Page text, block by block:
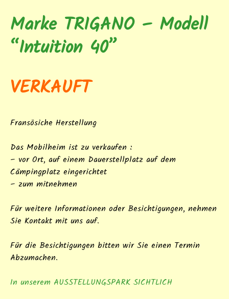
Marke TRIGANO – Modell
“Intuition 40”
VERKAUFT
Fransösiche Herstellung
Das Mobilheim ist zu verkaufen :
– vor Ort, auf einem Dauerstellplatz auf dem
Cämpingplatz eingerichtet
– zum mitnehmen
Für weitere Informationen oder Besichtigungen, nehmen
Sie Kontakt mit uns auf.
Für die Besichtigungen bitten wir Sie einen Termin
Abzumachen.
In unserem AUSSTELLUNGSPARK SICHTLICH